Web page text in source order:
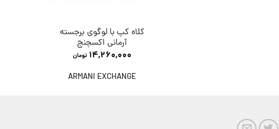
کلاه کپ با لوگوی برجسته
آرمانی اکسچنج
14,260,000 تومان
ARMANI EXCHANGE